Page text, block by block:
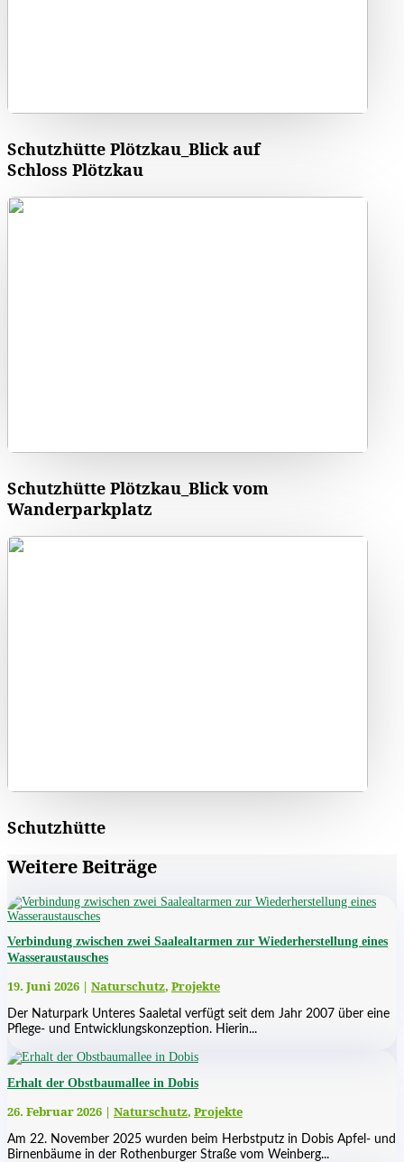
Schutzhütte Plötzkau_Blick auf
Schloss Plötzkau
Schutzhütte Plötzkau_Blick vom
Wanderparkplatz
Schutzhütte
Weitere Beiträge
Verbindung zwischen zwei Saalealtarmen zur Wiederherstellung eines
Wasseraustausches
19. Juni 2026 | Naturschutz, Projekte
Der Naturpark Unteres Saaletal verfügt seit dem Jahr 2007 über eine
Pflege- und Entwicklungskonzeption. Hierin...
Erhalt der Obstbaumallee in Dobis
26. Februar 2026 | Naturschutz, Projekte
Am 22. November 2025 wurden beim Herbstputz in Dobis Apfel- und
Birnenbäume in der Rothenburger Straße vom Weinberg...